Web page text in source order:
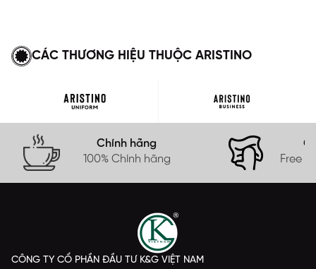
CÁC THƯƠNG HIỆU THUỘC ARISTINO
Chính hãng
100% Chính hãng
Free
CÔNG TY CỔ PHẦN ĐẦU TƯ K&G VIỆT NAM